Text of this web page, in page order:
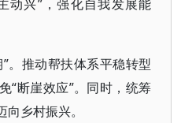
动兴”，强化自我发展能
。推动帮扶体系平稳转型
“断崖效应”。同时，统筹
乡村振兴。